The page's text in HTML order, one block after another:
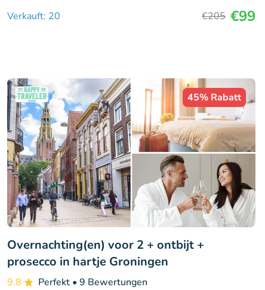
Verkauft: 20
€205 €99
45% Rabatt
Overnachting(en) voor 2 + ontbijt +
prosecco in hartje Groningen
9.8 Perfekt • 9 Bewertungen